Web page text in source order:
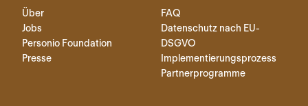
Über
Jobs
Personio Foundation
Presse
FAQ
Datenschutz nach EU-
DSGVO
Implementierungsprozess
Partnerprogramme